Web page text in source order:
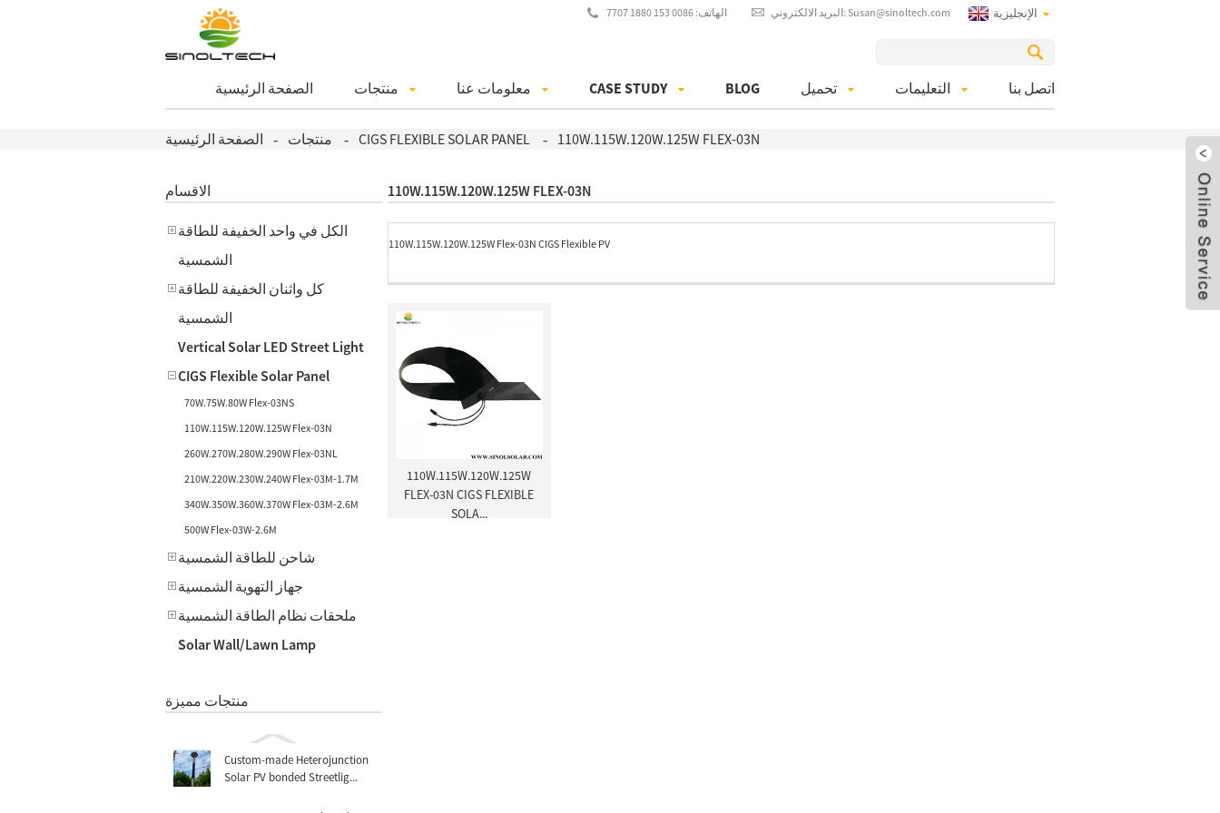
الهاتف: 0086 153 1880 7707 البريد الالكتروني: Susan@sinoltech.com الإنجليزية
الصفحة الرئيسية منتجات معلومات عنا CASE STUDY BLOG تحميل التعليمات اتصل بنا
الصفحة الرئيسية منتجات CIGS FLEXIBLE SOLAR PANEL 110W.115W.120W.125W FLEX-03N
الاقسام
الكل في واحد الخفيفة للطاقة
الشمسية
كل واثنان الخفيفة للطاقة
الشمسية
Vertical Solar LED Street Light
CIGS Flexible Solar Panel
70W.75W.80W Flex-03NS
110W.115W.120W.125W Flex-03N
260W.270W.280W.290W Flex-03NL
210W.220W.230W.240W Flex-03M-1.7M
340W.350W.360W.370W Flex-03M-2.6M
500W Flex-03W-2.6M
شاحن للطاقة الشمسية
جهاز التهوية الشمسية
ملحقات نظام الطاقة الشمسية
Solar Wall/Lawn Lamp
منتجات مميزة
Custom-made Heterojunction
Solar PV bonded Streetlig...
110W.115W.120W.125W FLEX-03N
110W.115W.120W.125W Flex-03N CIGS Flexible PV
110W.115W.120W.125W
FLEX-03N CIGS FLEXIBLE
SOLA...